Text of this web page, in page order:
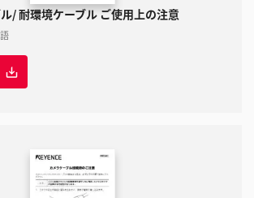
/ 耐環境ケーブル ご使用上の注意